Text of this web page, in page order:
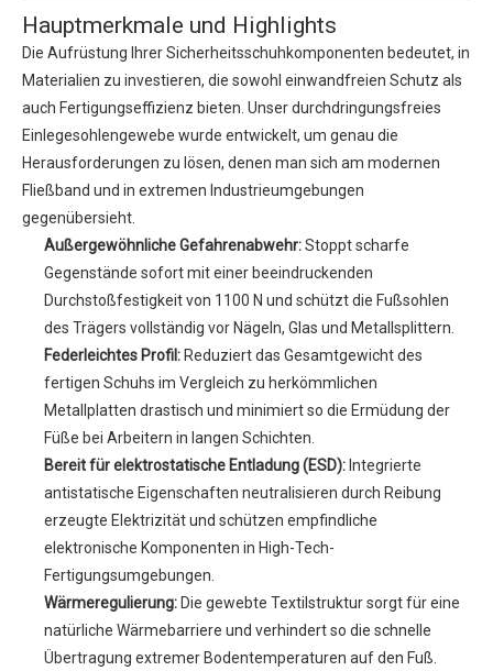
Hauptmerkmale und Highlights
Die Aufrüstung Ihrer Sicherheitsschuhkomponenten bedeutet, in
Materialien zu investieren, die sowohl einwandfreien Schutz als
auch Fertigungseffizienz bieten. Unser durchdringungsfreies
Einlegesohlengewebe wurde entwickelt, um genau die
Herausforderungen zu lösen, denen man sich am modernen
Fließband und in extremen Industrieumgebungen
gegenübersieht.
Außergewöhnliche Gefahrenabwehr:Stoppt scharfe
Gegenstände sofort mit einer beeindruckenden
Durchstoßfestigkeit von 1100 N und schützt die Fußsohlen
des Trägers vollständig vor Nägeln, Glas und Metallsplittern.
Federleichtes Profil: Reduziert das Gesamtgewicht des
fertigen Schuhs im Vergleich zu herkömmlichen
Metallplatten drastisch und minimiert so die Ermüdung der
Füße bei Arbeitern in langen Schichten.
Bereit für elektrostatische Entladung (ESD): Integrierte
antistatische Eigenschaften neutralisieren durch Reibung
erzeugte Elektrizität und schützen empfindliche
elektronische Komponenten in High-Tech-
Fertigungsumgebungen.
Wärmeregulierung: Die gewebte Textilstruktur sorgt für eine
natürliche Wärmebarriere und verhindert so die schnelle
Übertragung extremer Bodentemperaturen auf den Fuß.